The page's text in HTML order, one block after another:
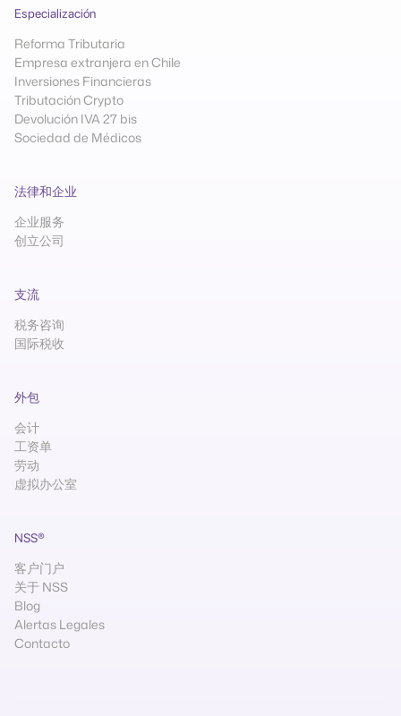
Especialización
Reforma Tributaria
Empresa extranjera en Chile
Inversiones Financieras
Tributación Crypto
Devolución IVA 27 bis
Sociedad de Médicos
法律和企业
企业服务
创立公司
支流
税务咨询
国际税收
外包
会计
工资单
劳动
虚拟办公室
NSS®
客户门户
关于 NSS
Blog
Alertas Legales
Contacto